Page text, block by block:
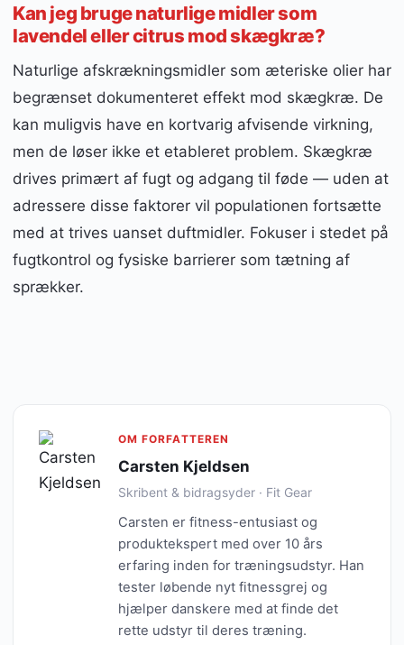
Kan jeg bruge naturlige midler som
lavendel eller citrus mod skægkræ?
Naturlige afskrækningsmidler som æteriske olier har
begrænset dokumenteret effekt mod skægkræ. De
kan muligvis have en kortvarig afvisende virkning,
men de løser ikke et etableret problem. Skægkræ
drives primært af fugt og adgang til føde — uden at
adressere disse faktorer vil populationen fortsætte
med at trives uanset duftmidler. Fokuser i stedet på
fugtkontrol og fysiske barrierer som tætning af
sprækker.
OM FORFATTEREN
Carsten Kjeldsen
Skribent & bidragsyder · Fit Gear
Carsten er fitness-entusiast og
produktekspert med over 10 års
erfaring inden for træningsudstyr. Han
tester løbende nyt fitnessgrej og
hjælper danskere med at finde det
rette udstyr til deres træning.